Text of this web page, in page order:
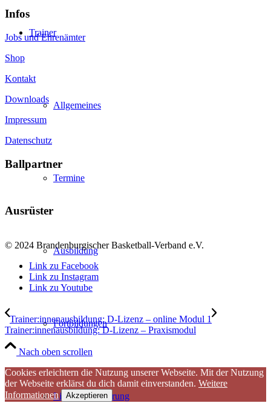
Trainer
Allgemeines
Termine
Ausbildung
Fortbildungen
Lizenzverlängerung
Infos
Jobs und Ehrenämter
Shop
Kontakt
Downloads
Impressum
Datenschutz
Ballpartner
Ausrüster
© 2024 Brandenburgischer Basketball-Verband e.V.
Link zu Facebook
Link zu Instagram
Link zu Youtube
Trainer:innenausbildung: D-Lizenz – online Modul 1
Trainer:innenausbildung: D-Lizenz – Praxismodul
Nach oben scrollen
Cookies erleichtern die Nutzung unserer Webseite. Mit der Nutzung
der Webseite erklärst du dich damit einverstanden. Weitere
Informationen
Akzeptieren